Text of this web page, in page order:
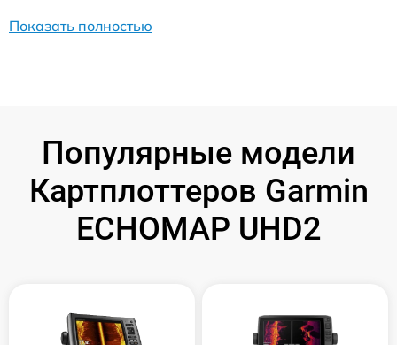
Показать полностью
Популярные модели
Картплоттеров Garmin
ECHOMAP UHD2